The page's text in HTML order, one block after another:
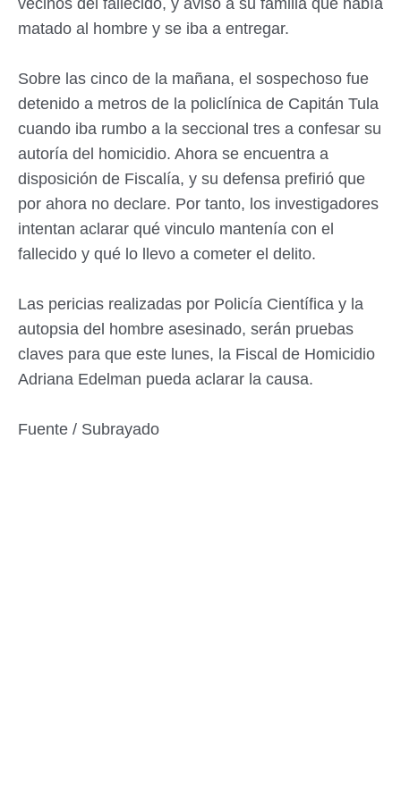
matado al hombre y se iba a entregar.
Sobre las cinco de la mañana, el sospechoso fue
detenido a metros de la policlínica de Capitán Tula
cuando iba rumbo a la seccional tres a confesar su
autoría del homicidio. Ahora se encuentra a
disposición de Fiscalía, y su defensa prefirió que
por ahora no declare. Por tanto, los investigadores
intentan aclarar qué vinculo mantenía con el
fallecido y qué lo llevo a cometer el delito.
Las pericias realizadas por Policía Científica y la
autopsia del hombre asesinado, serán pruebas
claves para que este lunes, la Fiscal de Homicidio
Adriana Edelman pueda aclarar la causa.
Fuente / Subrayado